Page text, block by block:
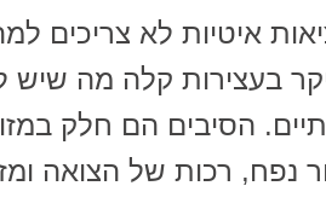
איטיות לא צריכים
בעצירות קלה מה שיש
הסיבים הם חלק
נפח, רכות של הצואה